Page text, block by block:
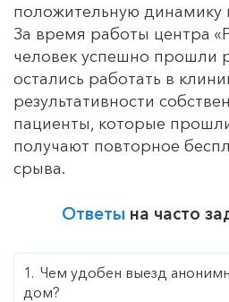
положительную динамику
За время работы центра
человек успешно прошли
остались работать в
результативности
пациенты, которые
получают повторное
срыва.
Ответы на часто
Чем удобен выезд
дом?